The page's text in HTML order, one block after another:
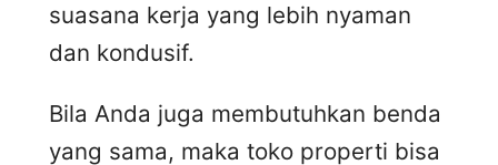
suasana kerja yang lebih nyaman
dan kondusif.
Bila Anda juga membutuhkan benda
yang sama, maka toko properti bisa